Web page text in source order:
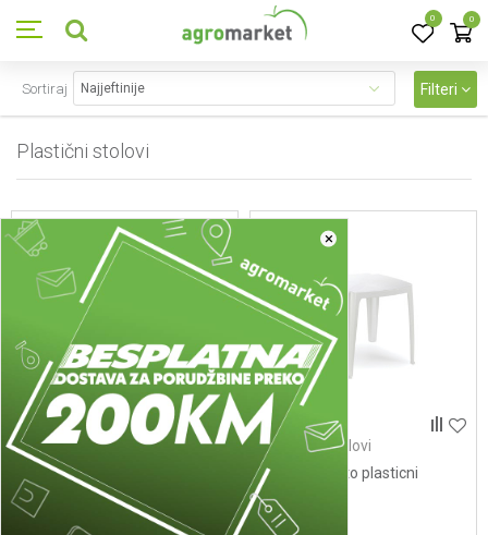
0 0
×
Plastični stolovi
Sortiraj Filteri
Plastični stolovi
Bastenski sto plasticni 44 x
44 x 50 cm - BELI ADIGE
17,55
Plastični stolovi
Bastenski sto plasticni
30,42